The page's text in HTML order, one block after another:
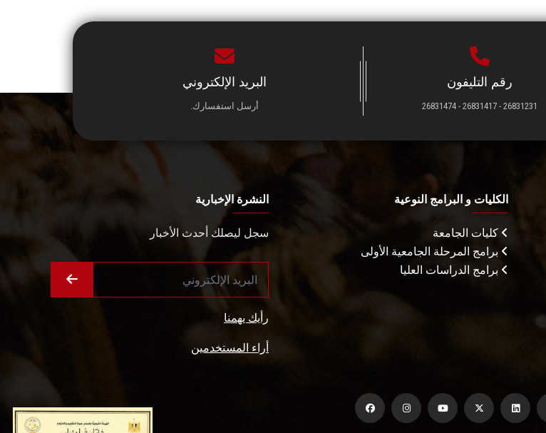
رقم التليفون
26831231 - 26831417 - 26831474
البريد الإلكتروني
أرسل استفسارك.
الكليات و البرامج النوعية
كليات الجامعة
برامج المرحلة الجامعية الأولى
برامج الدراسات العليا
النشرة الإخبارية
سجل ليصلك أحدث الأخبار
رأيك يهمنا
أراء المستخدمين